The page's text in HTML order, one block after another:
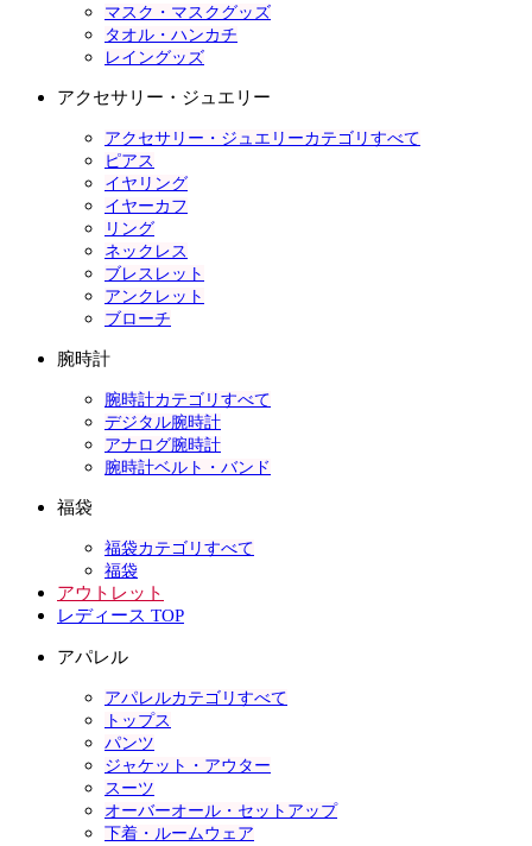
マスク・マスクグッズ
タオル・ハンカチ
レイングッズ
アクセサリー・ジュエリー
アクセサリー・ジュエリーカテゴリすべて
ピアス
イヤリング
イヤーカフ
リング
ネックレス
ブレスレット
アンクレット
ブローチ
腕時計
腕時計カテゴリすべて
デジタル腕時計
アナログ腕時計
腕時計ベルト・バンド
福袋
福袋カテゴリすべて
福袋
アウトレット
レディース TOP
アパレル
アパレルカテゴリすべて
トップス
パンツ
ジャケット・アウター
スーツ
オーバーオール・セットアップ
下着・ルームウェア